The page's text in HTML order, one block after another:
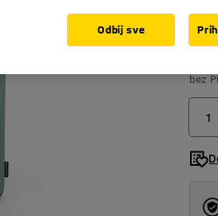
bez
Odbij sve